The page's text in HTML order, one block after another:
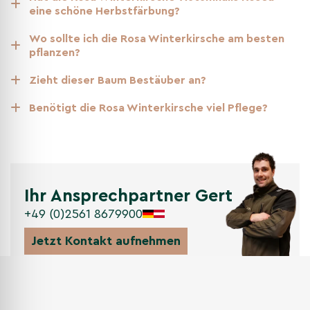
Herbst
Das Laub kann sich gelb bis orange verfärben; mit den
ersten kühlen, milden Phasen starten bereits die frühen
Pflanzanleitung für die
Winterkirsche 'Autumnalis Rosea'
Befolgen Sie diese Schritte, um Prunus subhirtella 'Autumnalis
Rosea' mehrstämmig optimal zu pflanzen und zu pflegen.
Standort
Sonnig bis halbschattig; bevorzugt warme, geschützte
eine schöne Herbstfärbung?
Wo sollte ich die Rosa Winterkirsche am besten
pflanzen?
Zieht dieser Baum Bestäuber an?
Benötigt die Rosa Winterkirsche viel Pflege?
Ihr Ansprechpartner Gert
+49 (0)2561 8679900
Jetzt Kontakt aufnehmen